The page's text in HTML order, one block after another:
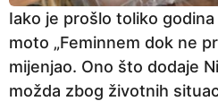
Iako je prošlo toliko
moto „Feminnem dok ne
mijenjao. Ono što dodaje
možda zbog životnih